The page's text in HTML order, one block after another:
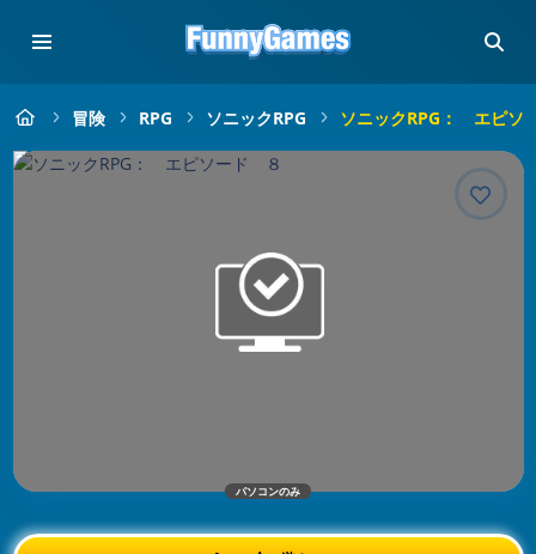
冒険 RPG ソニックRPG ソニックRPG： エピソ
パソコンのみ